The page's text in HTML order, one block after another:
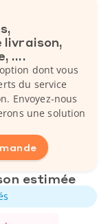
livraison,
....
dont vous
du service
Envoyez-nous
une solution
estimée